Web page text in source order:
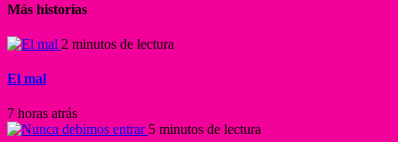
Más historias
2 minutos de lectura
El mal
7 horas atrás
5 minutos de lectura